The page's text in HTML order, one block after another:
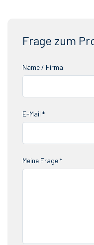
Frage zum
Name / Firma
E-Mail *
Meine Frage *